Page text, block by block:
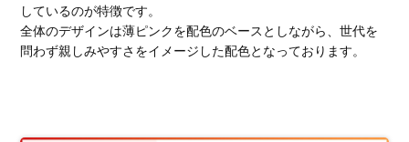
しているのが特徴です。
全体のデザインは薄ピンクを配色のベースとしながら、世代を
問わず親しみやすさをイメージした配色となっております。